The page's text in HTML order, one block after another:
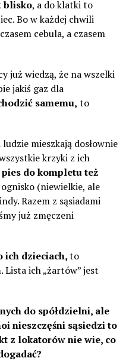
blisko, a do klatki to
Bo w każdej chwili
cebula, a czasem
już wiedzą, że na wszelki
jakiś gaz dla
samemu, to
mieszkają dosłownie
krzyki z ich
do kompletu też
(niewielkie, ale
Razem z sąsiadami
już zmęczeni
ich dzieciach,to
Lista ich „żartów” jest
do spółdzielni, ale
nieszczęśni sąsiedzi to
z lokatorów nie wie, co